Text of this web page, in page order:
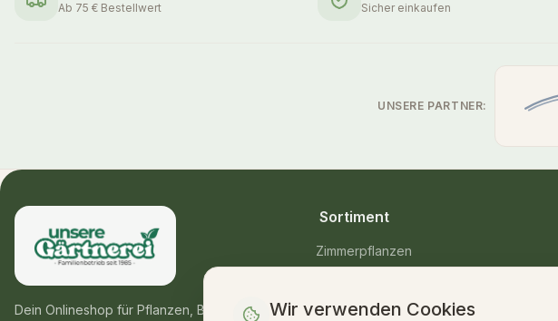
Ab 75 € Bestellwert Sicher einkaufen
UNSERE PARTNER:
Dein Onlineshop für Pflanzen, Blumen &
Sortiment
Zimmerpflanzen
Blumensträuße
Wir verwenden Cookies